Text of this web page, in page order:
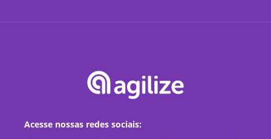
Acesse nossas redes sociais: